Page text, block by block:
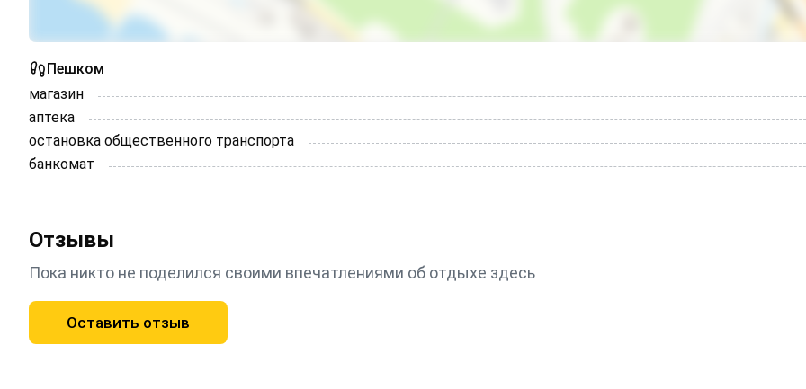
Пешком
магазин
аптека
остановка общественного транспорта
банкомат
Отзывы
Пока никто не поделился своими впечатлениями об отдыхе здесь
Оставить отзыв